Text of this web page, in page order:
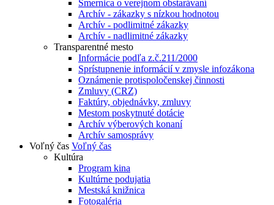
Smernica o verejnom obstarávaní
Archív - zákazky s nízkou hodnotou
Archív - podlimitné zákazky
Archív - nadlimitné zákazky
Transparentné mesto
Informácie podľa z.č.211/2000
Sprístupnenie informácií v zmysle infozákona
Oznámenie protispoločenskej činnosti
Zmluvy (CRZ)
Faktúry, objednávky, zmluvy
Mestom poskytnuté dotácie
Archív výberových konaní
Archív samosprávy
Voľný čas Voľný čas
Kultúra
Program kina
Kultúrne podujatia
Mestská knižnica
Fotogaléria